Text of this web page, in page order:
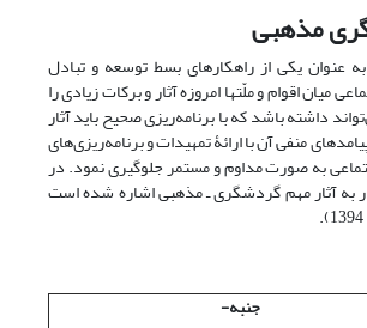
مذهبی
عنوان یکی از راهکارهای بسط توسعه و تبادل
میان اقوام و ملّت­ها امروزه آثار و برکات زیادی را
داشته باشد که با برنامه‌ریزی صحیح باید آثار
منفی آن با ارائۀ تمهیدات و برنامه‌ریزی‌های
به صورت مداوم و مستمر جلوگیری نمود. در
به آثار مهم گردشگری ـ مذهبی اشاره شده است
جنبه-